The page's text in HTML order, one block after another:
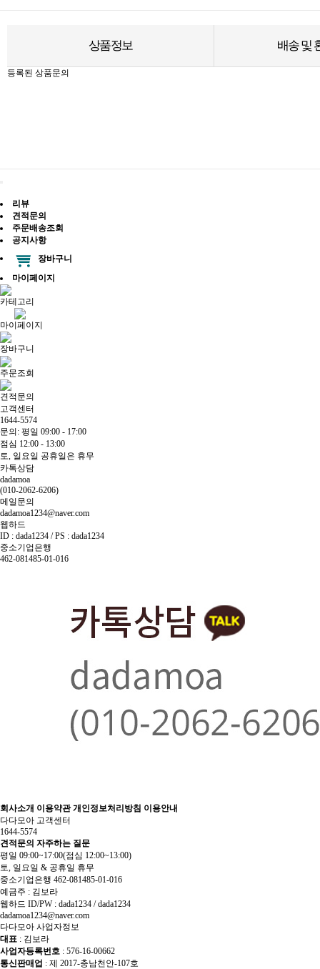
상품정보 배송 및
등록된 상품문의
리뷰
견적문의
주문배송조회
공지사항
장바구니
마이페이지
카테고리
마이페이지
장바구니
주문조회
견적문의
고객센터
1644-5574
문의: 평일 09:00 - 17:00
점심 12:00 - 13:00
토, 일요일 공휴일은 휴무
카톡상담
dadamoa
(010-2062-6206)
메일문의
dadamoa1234@naver.com
웹하드
ID : dada1234 / PS : dada1234
중소기업은행
462-081485-01-016
회사소개 이용약관 개인정보처리방침 이용안내
다다모아 고객센터
1644-5574
견적문의 자주하는 질문
평일 09:00~17:00(점심 12:00~13:00)
토, 일요일 & 공휴일 휴무
중소기업은행 462-081485-01-016
예금주 : 김보라
웹하드 ID/PW : dada1234 / dada1234
dadamoa1234@naver.com
다다모아 사업자정보
대표 : 김보라
사업자등록번호 : 576-16-00662
통신판매업 : 제 2017-충남천안-107호